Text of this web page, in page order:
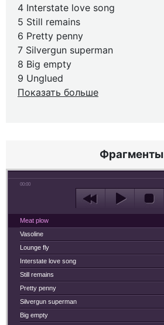
4 Interstate love song
5 Still remains
6 Pretty penny
7 Silvergun superman
8 Big empty
9 Unglued
Показать больше
Фрагменты
00:00
Meat plow
Vasoline
Lounge fly
Interstate love song
Still remains
Pretty penny
Silvergun superman
Big empty